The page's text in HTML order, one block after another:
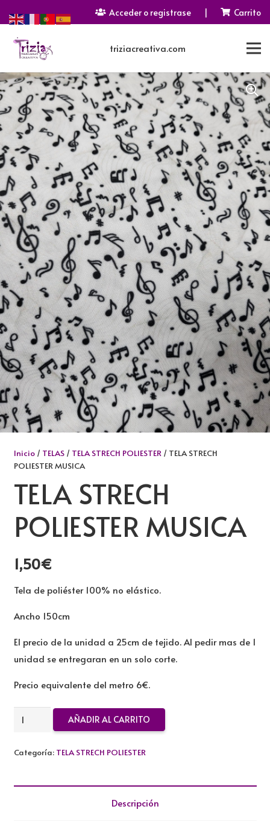
Acceder o registrase | Carrito
triziacreativa.com
Inicio/ TELAS/ TELA STRECH POLIESTER/ TELA STRECH
POLIESTER MUSICA
TELA STRECH
POLIESTER MUSICA
1,50€
Tela de poliéster 100% no elástico.
Ancho 150cm
El precio de la unidad a 25cm de tejido. Al pedir mas de 1
unidad se entregaran en un solo corte.
Precio equivalente del metro 6€.
TELA
POLIESTER
AÑADIR AL CARRITO
Categoría: TELA STRECH POLIESTER
Descripción